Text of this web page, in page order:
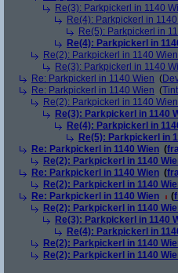
Re(3): Parkpickerl in 1140
Re(4): Parkpickerl in
Re(5): Parkpickerl in
Re(4): Parkpickerl in
Re(2): Parkpickerl in 1140 Wien
Re(3): Parkpickerl in 1140
Re: Parkpickerl in 1140 Wien (
Re: Parkpickerl in 1140 Wien (
Re(2): Parkpickerl in 1140 Wien
Re(3): Parkpickerl in 1140
Re(4): Parkpickerl in
Re(5): Parkpickerl in
Re: Parkpickerl in 1140 Wien (
Re(2): Parkpickerl in 1140
Re: Parkpickerl in 1140 Wien (
Re(2): Parkpickerl in 1140
Re: Parkpickerl in 1140 Wien
(
Re(2): Parkpickerl in 1140
Re(3): Parkpickerl in 1140
Re(4): Parkpickerl in
Re(2): Parkpickerl in 1140
Re(2): Parkpickerl in 1140